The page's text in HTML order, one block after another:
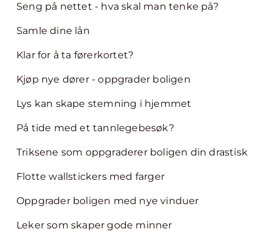
Seng på nettet - hva skal man tenke på?
Samle dine lån
Klar for å ta førerkortet?
Kjøp nye dører - oppgrader boligen
Lys kan skape stemning i hjemmet
På tide med et tannlegebesøk?
Triksene som oppgraderer boligen din drastisk
Flotte wallstickers med farger
Oppgrader boligen med nye vinduer
Leker som skaper gode minner